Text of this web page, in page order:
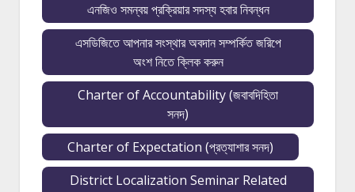
এনজিও সমন্বয় প্রক্রিয়ার সদস্য হবার নিবন্ধন
এসডিজিতে আপনার সংস্থার অবদান সম্পর্কিত জরিপে
অংশ নিতে ক্লিক করুন
Charter of Accountability (জবাবদিহিতা
সনদ)
Charter of Expectation (প্রত্যাশার সনদ)
District Localization Seminar Related